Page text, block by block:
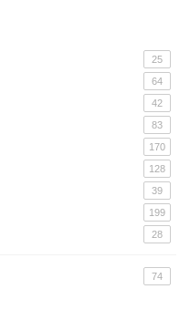
25
64
42
83
170
128
39
199
28
74